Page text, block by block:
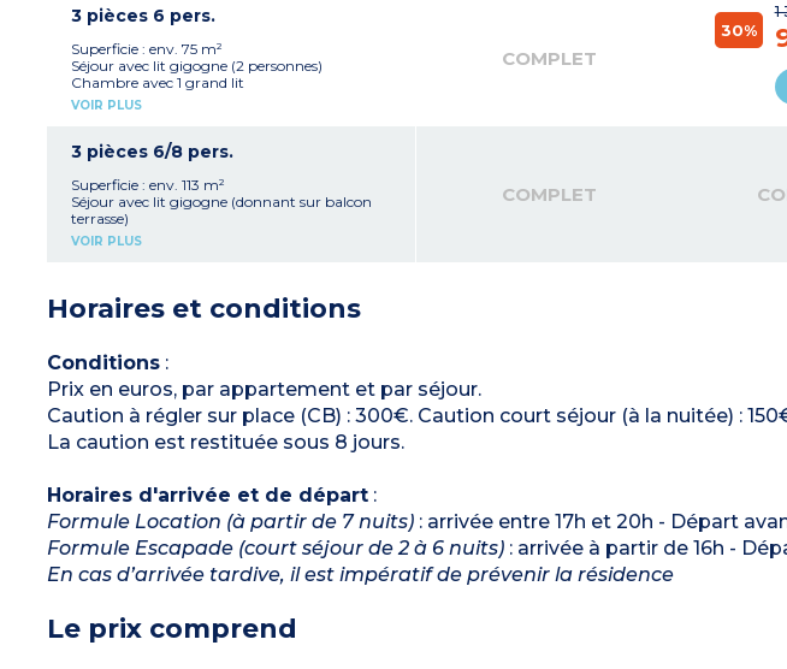
vaisselle)
Salle de bains avec baignoire, sèche-cheveux
WC séparé
Terrasse ou balcon avec mobilier
Climatisation
3 pièces 6 pers.
Superficie : env. 75 m²
Séjour avec lit gigogne (2 personnes)
Chambre avec 1 grand lit
Chambre avec 1 grand lit ou 2 lits simples
lave-vaisselle)
Salle de bains avec baignoire, 2 vasques, sèche-
cheveux (à l'étage)
WC séparé (en rdc)
Terrasse ou balcon avec mobilier
Climatisation
3p6 en duplex et au 1er étage - (1 seul
VOIR PLUS
COMPLET
1
30%
3 pièces 6/8 pers.
Superficie : env. 113 m²
Séjour avec lit gigogne (donnant sur balcon
terrasse)
Chambre de plain-pied avec 1 grand lit
Salle de bains avec baignoire, 2 vasques, sèche-
cheveux
Terrasse avec mobilier
Climatisation
En duplex:
- 2 chambres communicantes avec 1 grand lit
dans l’une et 2 lits simples dans l’autre + salle
d’eau/WC ouverte
VOIR PLUS
COMPLET
Horaires et conditions
Conditions:
Prix en euros, par appartement et par séjour.
Caution à régler sur place (CB) : 300€. Caution court séjour (à la nuitée) :
La caution est restituée sous 8 jours.
Horaires d'arrivée et de départ:
Formule Location (à partir de 7 nuits): arrivée entre 17h et 20h - Départ
Formule Escapade (court séjour de 2 à 6 nuits): arrivée à partir de 16h -
En cas d’arrivée tardive, il est impératif de prévenir la résidence
Le prix comprend